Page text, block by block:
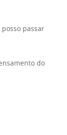
passar
do